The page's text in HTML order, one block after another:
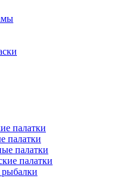
палатки
палатки
палатки
палатки
рыбалки